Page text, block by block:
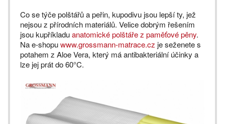
Co se týče polštářů a peřin, kupodivu jsou lepší ty, jež
nejsou z přírodních materiálů. Velice dobrým řešením
jsou kupříkladuanatomické polštáře z paměťové pěny.
Na e-shopuwww.grossmann-matrace.cz je seženete s
potahem z Aloe Vera, který má antibakteriální účinky a
lze jej prát do 60°C.